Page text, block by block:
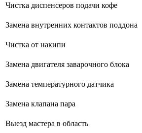
Чистка диспенсеров подачи кофе
Замена внутренних контактов поддона
Чистка от накипи
Замена двигателя заварочного блока
Замена температурного датчика
Замена клапана пара
Выезд мастера в область